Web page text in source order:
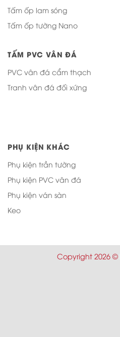
Tấm ốp lam sóng
Tấm ốp tường Nano
TẤM PVC VÂN ĐÁ
PVC vân đá cẩm thạch
Tranh vân đá đối xứng
PHỤ KIỆN KHÁC
Phụ kiện trần tường
Phụ kiện PVC vân đá
Phụ kiện ván sàn
Keo
Copyright 2026 ©